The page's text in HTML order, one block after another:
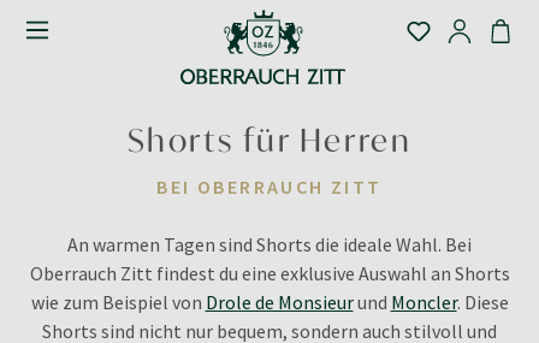
Shorts für Herren
BEI OBERRAUCH ZITT
An warmen Tagen sind Shorts die ideale Wahl. Bei
Oberrauch Zitt findest du eine exklusive Auswahl an Shorts
wie zum Beispiel von Drole de Monsieurund Moncler. Diese
Shorts sind nicht nur bequem, sondern auch stilvoll und